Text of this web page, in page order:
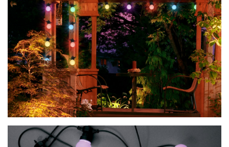
УЛИЧНЫЕ СВЕТИЛЬНИКИ
ФОНТАНЫ
ЭЛЕКТРОЗВОНКИ И АКСЕССУАРЫ
ЭЛЕКТРОУСТАНОВОЧНЫЕ
ИЗДЕЛИЯ
ЭЛЕМЕНТЫ ПИТАНИЯ